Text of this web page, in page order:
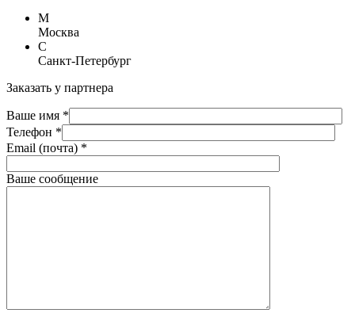
М
Москва
С
Санкт-Петербург
Заказать у партнера
Ваше имя *
Телефон *
Email (почта) *
Ваше сообщение